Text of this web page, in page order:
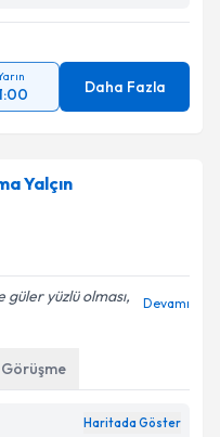
Daha Fazla
Yalçın
güler yüzlü olması,
Devamı
Haritada Göster